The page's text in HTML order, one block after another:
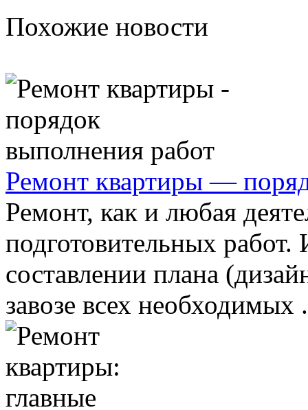
Похожие новости
Ремонт квартиры —
Ремонт, как и любая
подготовительных
составлении плана
завозе всех необходимых